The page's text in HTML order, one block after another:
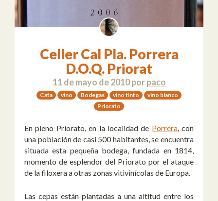
Celler Cal Pla. Porrera
D.O.Q. Priorat
11 de mayo de 2010porpaco
Cata vino Bodegas vino tinto
vino blanco
Priorato
En pleno Priorato, en la localidad de Porrera, con
una población de casi 500 habitantes, se encuentra
situada esta pequeña bodega, fundada en 1814,
momento de esplendor del Priorato por el ataque
de la filoxera a otras zonas vitivinícolas de Europa.
Las cepas están plantadas a una altitud entre los